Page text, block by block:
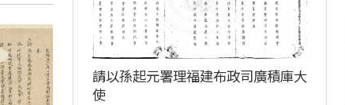
請以孫起元署理福建布政司廣積庫大
使